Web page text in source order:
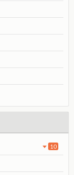
10